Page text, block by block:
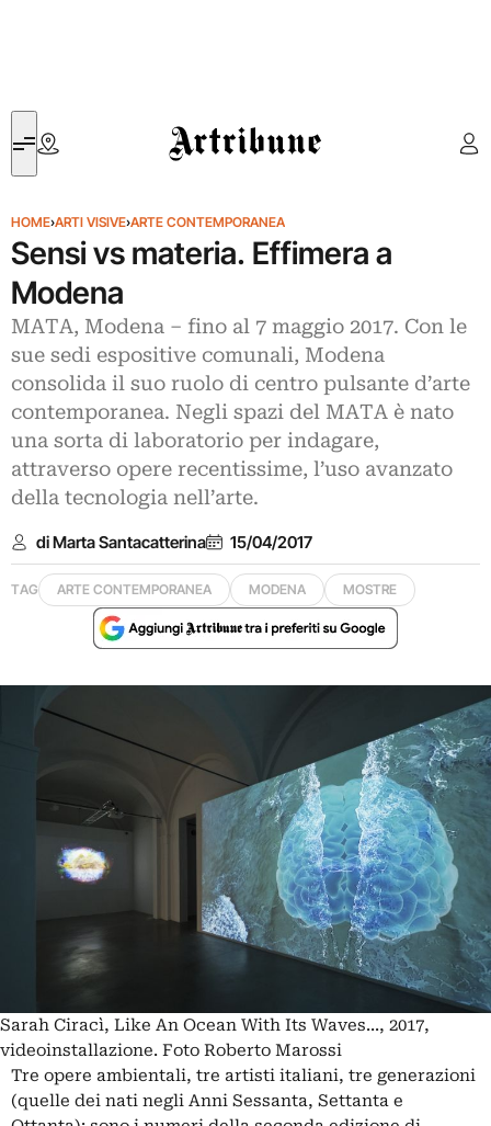
Artribune
HOME›ARTI VISIVE›ARTE CONTEMPORANEA
Sensi vs materia. Effimera a
Modena
MATA, Modena – fino al 7 maggio 2017. Con le
sue sedi espositive comunali, Modena
consolida il suo ruolo di centro pulsante d’arte
contemporanea. Negli spazi del MATA è nato
una sorta di laboratorio per indagare,
attraverso opere recentissime, l’uso avanzato
della tecnologia nell’arte.
di Marta Santacatterina 15/04/2017
TAG ARTE CONTEMPORANEA MODENA MOSTRE
Sarah Ciracì, Like An Ocean With Its Waves..., 2017,
videoinstallazione. Foto Roberto Marossi
Tre opere ambientali, tre artisti italiani, tre generazioni
(quelle dei nati negli Anni Sessanta, Settanta e